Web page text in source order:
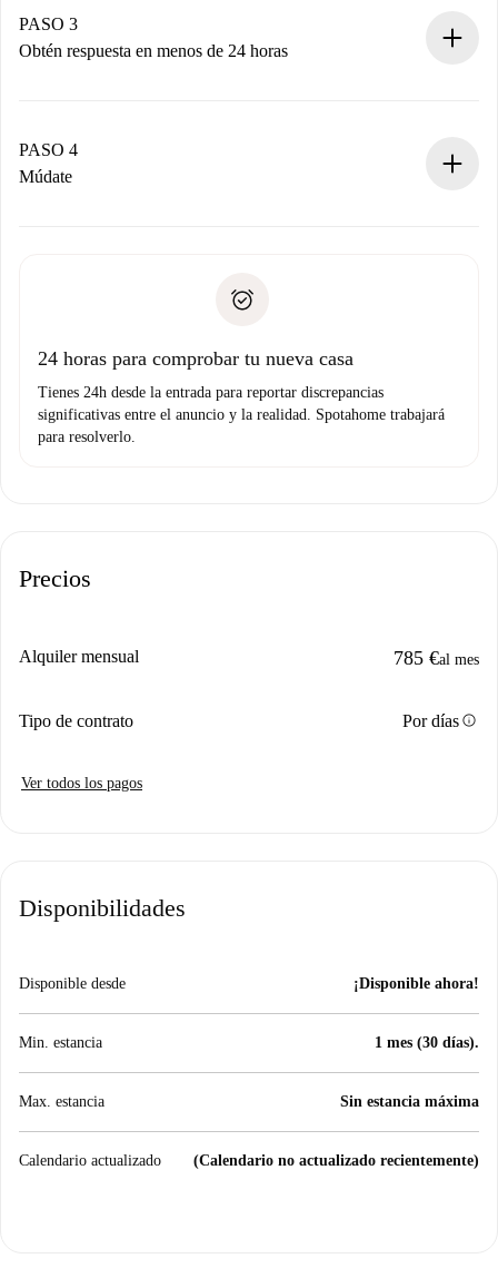
propietario acepte.
PASO 3
Obtén respuesta en menos de 24 horas
contacto con el propietario.
Si es rechazada: No te haremos ningún cargo y te
Prueba de solvencia
PASO 4
Múdate
no nos comunicas ningún problema.
24 horas para comprobar tu nueva casa
Tienes 24h desde la entrada para reportar discrepancias
significativas entre el anuncio y la realidad. Spotahome trabajará
para resolverlo.
Precios
Alquiler mensual 785 €al mes
Tipo de contrato Por díasinfo
Ver todos los pagos
Disponibilidades
Disponible desde ¡Disponible ahora!
Min. estancia 1 mes (30 días).
Max. estancia Sin estancia máxima
Calendario actualizado (Calendario no actualizado recientemente)